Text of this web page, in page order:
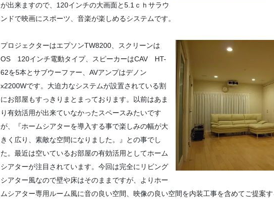
が出来ますので、120インチの大画面と5.1ｃｈサラウ
ンドで映画にスポーツ、音楽が楽しめるシステムです。
プロジェクターはエプソンTW8200、スクリーンは
OS 120インチ電動タイプ、スピーカーはCAV HT-
62を5本とサブウーファー、AVアンプはデノン
x2200Wです。大迫力なシステムが設置されている割
にお部屋もすっきりまとまっております。以前はあま
り有効活用が出来ていなかったスペースみたいです
が、『ホームシアターを導入する事で楽しみの幅が大
きく広り、素敵な空間になりました。』との事でし
た。最近は空いているお部屋の有効活用としてホーム
シアターが注目されています。今回は完全にリビング
シアター風なので壁や床はそのままですが、よりホー
ムシアター専用ルーム風に音の良い空間、映像の良い空間を内装工事を含めてご提案